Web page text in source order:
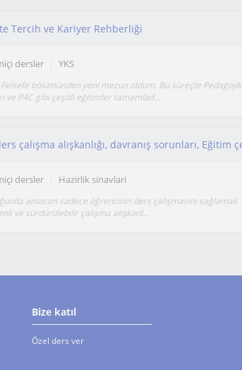
Tercih ve Kariyer Rehberliği
dersler YKS
bölümünden yeni mezun oldum. Bu süreçte Pedagojik
ve P4C gibi çeşitli eğitimler tamamlad...
dersler Hazirlik sinavlari
amacım sadece öğrencinin ders çalışmasını sağlamak
ve sürdürülebilir çalışma alışkanl...
Bize katıl
Özel ders ver